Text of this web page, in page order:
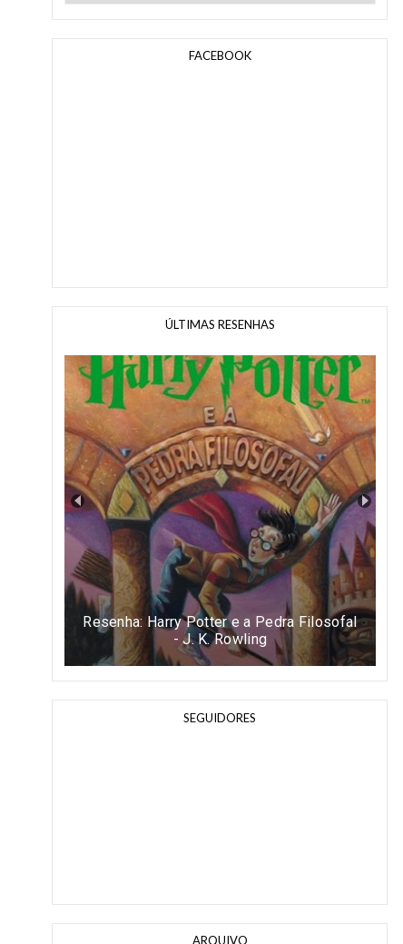
FACEBOOK
ÚLTIMAS RESENHAS
Resenha: Easy - Tammara Webber
SEGUIDORES
ARQUIVO